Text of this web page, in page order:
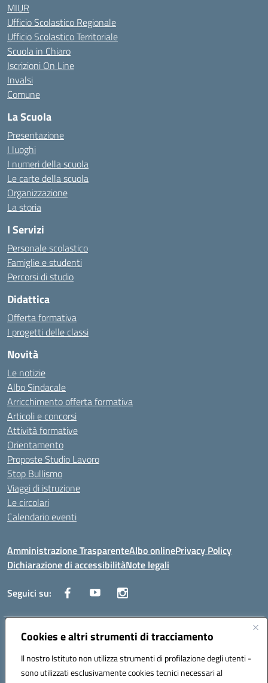
Cookies e altri strumenti di tracciamento
Il nostro Istituto non utilizza strumenti di profilazione degli utenti -
sono utilizzati esclusivamente cookies tecnici necessari al
MIUR
Ufficio Scolastico Regionale
Ufficio Scolastico Territoriale
Scuola in Chiaro
Iscrizioni On Line
Invalsi
Comune
La Scuola
Presentazione
I luoghi
I numeri della scuola
Le carte della scuola
Organizzazione
La storia
I Servizi
Personale scolastico
Famiglie e studenti
Percorsi di studio
Didattica
Offerta formativa
I progetti delle classi
Novità
Le notizie
Albo Sindacale
Arricchimento offerta formativa
Articoli e concorsi
Attività formative
Orientamento
Proposte Studio Lavoro
Stop Bullismo
Viaggi di istruzione
Le circolari
Calendario eventi
Amministrazione TrasparenteAlbo onlinePrivacy Policy
Dichiarazione di accessibilitàNote legali
Seguici su:
Indirizzo:Corso Fornari, 1 - 70056 Molfetta
Posta elettronica certificata (PEC):BARH04000D@pec.istruzione.it